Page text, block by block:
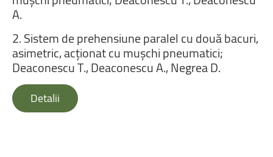
A.
2.Sistemdeprehensiuneparalel cudouăbacuri,
asimetric,acționatcumuşchipneumatici;
DeaconescuT.,DeaconescuA.,NegreaD.
Detalii